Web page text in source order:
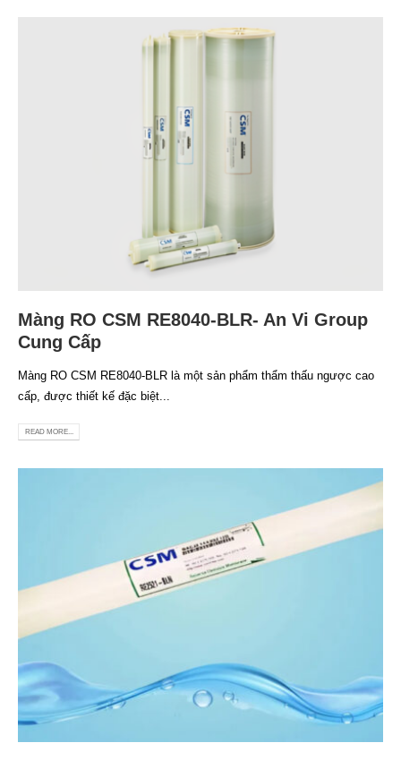
Màng RO CSM RE8040-BLR- An Vi Group
Cung Cấp
Màng RO CSM RE8040-BLR là một sản phẩm thẩm thấu ngược cao
cấp, được thiết kế đặc biệt...
READ MORE...